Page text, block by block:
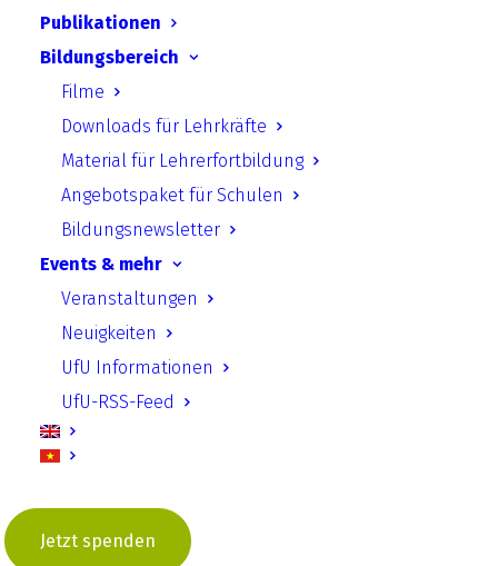
Publikationen
Bildungsbereich
Filme
Downloads für Lehrkräfte
Material für Lehrerfortbildung
Angebotspaket für Schulen
Bildungsnewsletter
Events & mehr
Veranstaltungen
Neuigkeiten
UfU Informationen
UfU-RSS-Feed
Jetzt spenden
UfU-RSS-Feed
KoMoNa: Der Park Dieskau – Citizen Science für
die Zukunft eines Gartendenkmals
3. August 2026
Das PaDiCi-Vorhaben verbindet
bürgerschaftliches Engagement mit
wissenschaftlicher Expertise, um das
Gartendenkmal Park Dieskau an den
Projekt angelegt, zielt es darauf ab,
gemeinsam tragfähige Lösungen für die